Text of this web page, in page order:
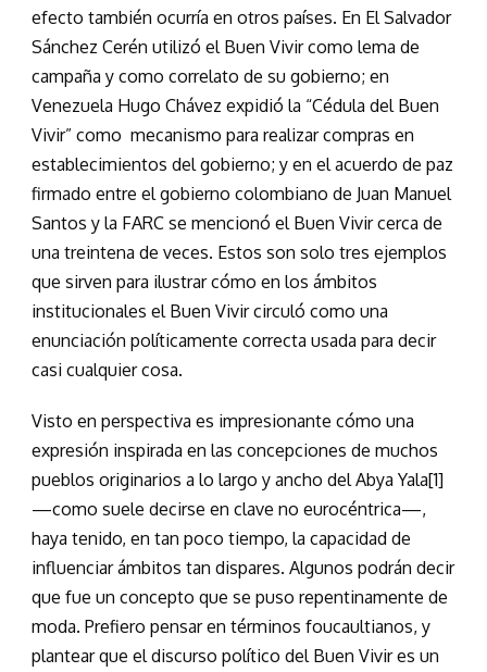
efecto también ocurría en otros países. En El Salvador
Sánchez Cerén utilizó el Buen Vivir como lema de
campaña y como correlato de su gobierno; en
Venezuela Hugo Chávez expidió la “Cédula del Buen
Vivir” como mecanismo para realizar compras en
establecimientos del gobierno; y en el acuerdo de paz
firmado entre el gobierno colombiano de Juan Manuel
Santos y la FARC se mencionó el Buen Vivir cerca de
una treintena de veces. Estos son solo tres ejemplos
que sirven para ilustrar cómo en los ámbitos
institucionales el Buen Vivir circuló como una
enunciación políticamente correcta usada para decir
casi cualquier cosa.
Visto en perspectiva es impresionante cómo una
expresión inspirada en las concepciones de muchos
pueblos originarios a lo largo y ancho del Abya Yala[1]
—como suele decirse en clave no eurocéntrica—,
haya tenido, en tan poco tiempo, la capacidad de
influenciar ámbitos tan dispares. Algunos podrán decir
que fue un concepto que se puso repentinamente de
moda. Prefiero pensar en términos foucaultianos, y
plantear que el discurso político del Buen Vivir es un